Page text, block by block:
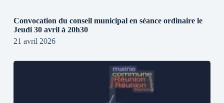
Convocation du conseil municipal en séance ordinaire le
Jeudi 30 avril à 20h30
21 avril 2026